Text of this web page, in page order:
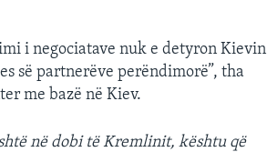
i negociatave nuk e detyron Kievin
së partnerëve perëndimorë”, tha
me bazë në Kiev.
në dobi të Kremlinit, kështu që